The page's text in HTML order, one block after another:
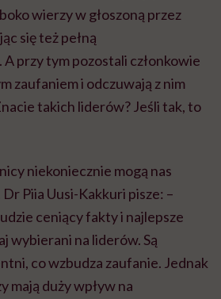
wierzy w głoszoną przez
się też pełną
przy tym pozostali członkowie
zaufaniem i odczuwają z nim
takich liderów? Jeśli tak, to
niekoniecznie mogą nas
Piia Uusi-Kakkuri pisze: –
ceniący fakty i najlepsze
wybierani na liderów. Są
co wzbudza zaufanie. Jednak
mają duży wpływ na